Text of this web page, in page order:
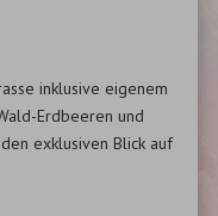
inklusive eigenem
Erdbeeren und
exklusiven Blick auf